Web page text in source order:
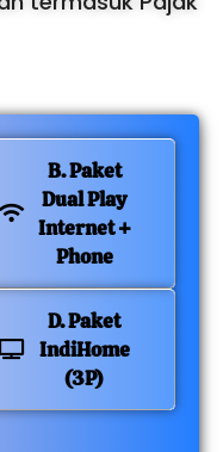
B. Paket
Dual Play
Internet +
Phone
D. Paket
IndiHome
(3P)